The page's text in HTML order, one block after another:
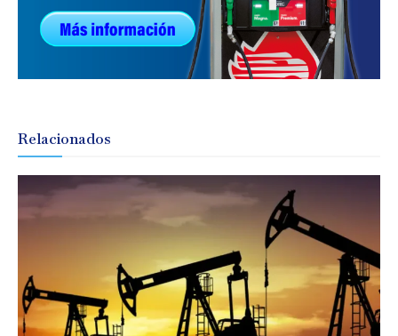
Relacionados